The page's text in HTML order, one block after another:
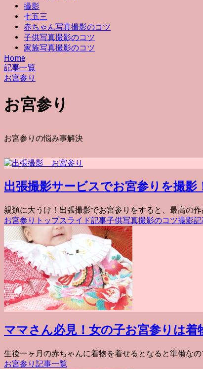
撮影
七五三
赤ちゃん写真撮影のコツ
子供写真撮影のコツ
家族写真撮影のコツ
Home
記事一覧
お宮参り
お宮参り
お宮参りの悩み事解決
出張撮影サービスでお宮参りを撮影
親類に大うけ！出張撮影でお宮参りをすると、最高の
お宮参り トップスライド記事子供写真撮影のコツ撮影記
ママさん必見！女の子お宮参りは
生後一ヶ月の赤ちゃんに着物を着せるとなると準備な
お宮参り 記事一覧